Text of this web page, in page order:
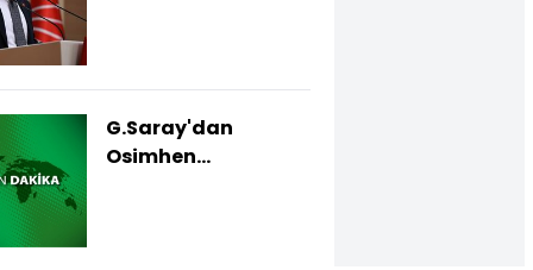
G.Saray'dan
Osimhen